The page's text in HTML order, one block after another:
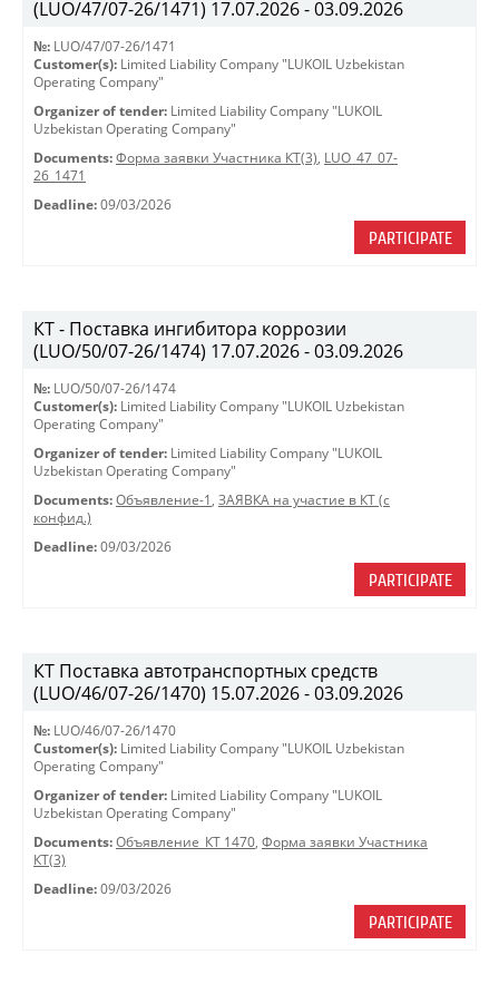
(LUO/47/07-26/1471) 17.07.2026 - 03.09.2026
№: LUO/47/07-26/1471
Customer(s): Limited Liability Company "LUKOIL Uzbekistan
Operating Company"
Organizer of tender: Limited Liability Company "LUKOIL
Uzbekistan Operating Company"
Documents: Форма заявки Участника КТ(3), LUO_47_07-
26_1471
Deadline: 09/03/2026
PARTICIPATE
КТ - Поставка ингибитора коррозии
(LUO/50/07-26/1474) 17.07.2026 - 03.09.2026
№: LUO/50/07-26/1474
Customer(s): Limited Liability Company "LUKOIL Uzbekistan
Operating Company"
Organizer of tender: Limited Liability Company "LUKOIL
Uzbekistan Operating Company"
Documents: Объявление-1 , ЗАЯВКА на участие в КТ (с
конфид.)
Deadline: 09/03/2026
PARTICIPATE
КТ Поставка автотранспортных средств
(LUO/46/07-26/1470) 15.07.2026 - 03.09.2026
№: LUO/46/07-26/1470
Customer(s): Limited Liability Company "LUKOIL Uzbekistan
Operating Company"
Organizer of tender: Limited Liability Company "LUKOIL
Uzbekistan Operating Company"
Documents: Объявление_КТ 1470, Форма заявки Участника
КТ(3)
Deadline: 09/03/2026
PARTICIPATE